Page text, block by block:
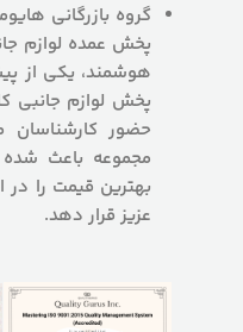
پخش عمده لوازم
هوشمند، یکی از
پخش لوازم جانبی
حضور
مجموعه باعث شده
بهترین قیمت را در
عزیز قرار دهد.